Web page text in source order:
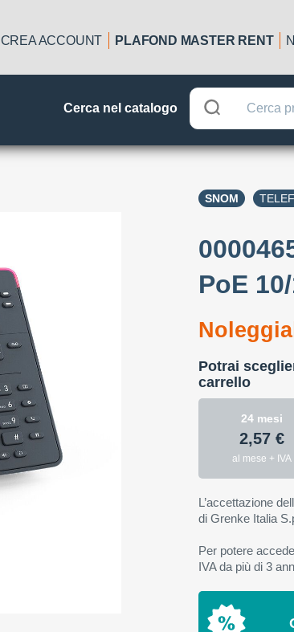
CREA ACCOUNT PLAFOND MASTER RENT
Cerca nel catalogo
SNOM
PoE
Potrai
carrello
24 mesi
2,57 €
al mese + IVA
L’accettazione
di Grenke Italia
Per potere
IVA da più di 3